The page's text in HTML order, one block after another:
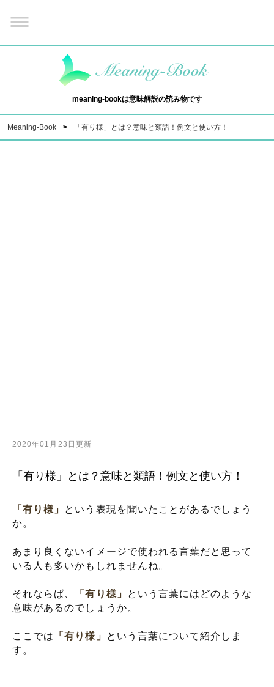
meaning-bookは意味解説の読み物です
Meaning-Book 「有り様」とは？意味と類語！例文と使い方！
2020年01月23日更新
「有り様」とは？意味と類語！例文と使い方！
「有り様」 という表現を聞いたことがあるでしょう
か。
あまり良くないイメージで使われる言葉だと思って
いる人も多いかもしれませんね。
それならば、 「有り様」
という言葉にはどのような
意味があるのでしょうか。
ここでは 「有り様」
という言葉について紹介しま
す。